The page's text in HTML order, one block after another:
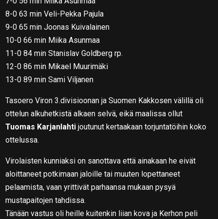
8-0 63 min Veli-Pekka Pajula
9-0 65 min Joonas Kuivalainen
10-0 66 min Miika Asunmaa
11-0 84 min Stanislav Goldberg rp.
12-0 86 min Mikael Muurimäki
13-0 89 min Sami Viljanen
Tasoero Viron 3.divisioonan ja Suomen Kakkosen välillä oli
ottelun alkuhetkistä alkaen selvä, eikä maalissa ollut
Tuomas Karjanlahti joutunut kertaakaan torjuntatöihin koko
ottelussa.
Virolaisten kunniaksi on sanottava että ainakaan he eivät
aloittaneet potkimaan jaloille tai muuten lopettaneet
pelaamista, vaan yrittivät parhaansa mukaan pysyä
mustapaitojen tahdissa.
Tänään vastus oli heille kuitenkin liian kova ja Kerhon peli